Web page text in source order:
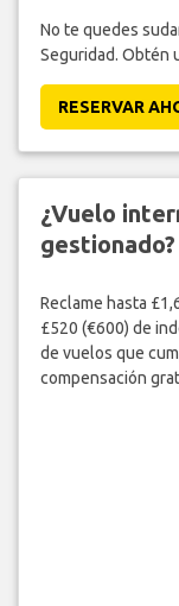
No te quedes
Seguridad. Obtén
RESERVAR
¿Vuelo
gestionado?
Reclame hasta
£520 (€600) de
de vuelos que
compensación